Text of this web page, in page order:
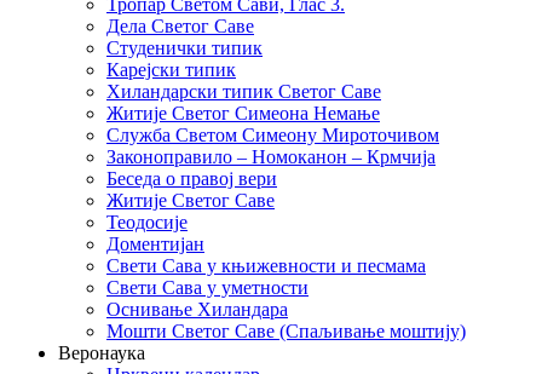
Тропар Светом Сави, Глас 3.
Дела Светог Саве
Студенички типик
Карејски типик
Хиландарски типик Светог Саве
Житије Светог Симеона Немање
Служба Светом Симеону Мироточивом
Законоправило – Номоканон – Крмчија
Беседа о правој вери
Житије Светог Саве
Теодосије
Доментијан
Свети Сава у књижевности и песмама
Свети Сава у уметности
Оснивање Хиландара
Мошти Светог Саве (Спаљивање моштију)
Веронаука